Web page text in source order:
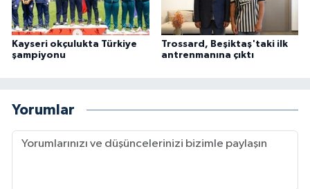
Kayseri okçulukta Türkiye
şampiyonu
Trossard, Beşiktaş'taki ilk
antrenmanına çıktı
Yorumlar